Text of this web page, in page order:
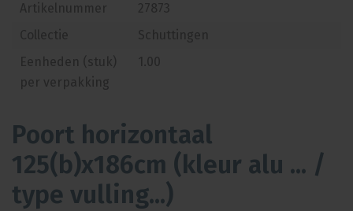
Artikelnummer
27873
Eenheden (stuk)
per verpakking
1.00
Poort horizontaal
125(b)x186cm (kleur alu ... /
type vulling...)